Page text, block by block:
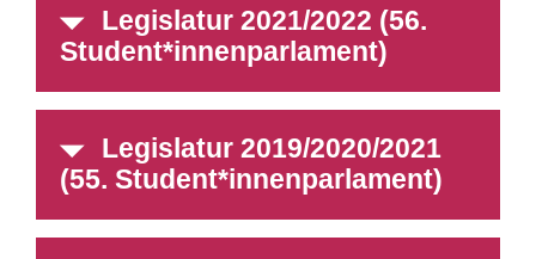
Legislatur 2021/2022 (56.
Student*innenparlament)
Legislatur 2019/2020/2021
(55. Student*innenparlament)